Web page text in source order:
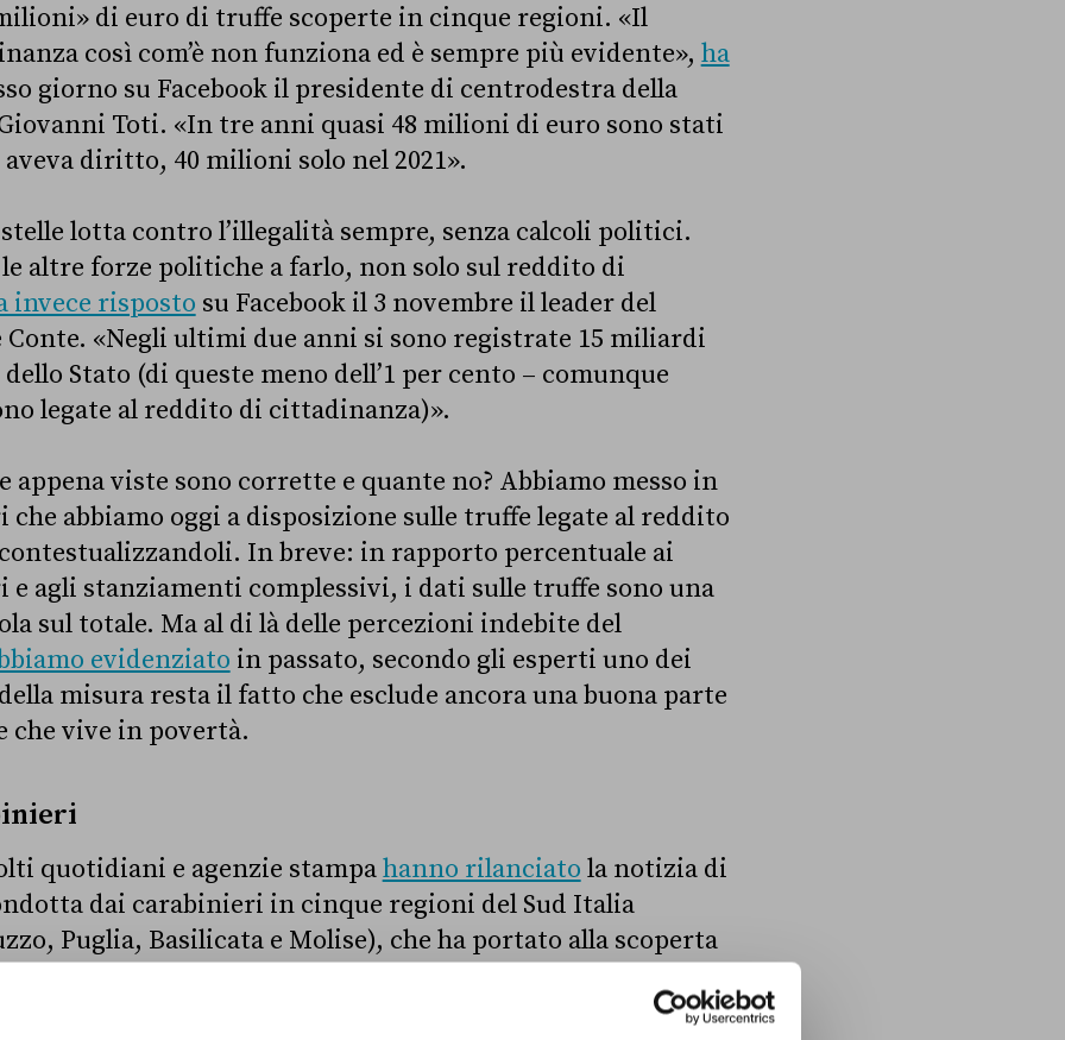
di euro di truffe scoperte in cinque regioni. «Il
così com’è non funziona ed è sempre più evidente», ha
giorno su Facebook il presidente di centrodestra della
Toti. «In tre anni quasi 48 milioni di euro sono stati
diritto, 40 milioni solo nel 2021».
lotta contro l’illegalità sempre, senza calcoli politici.
altre forze politiche a farlo, non solo sul reddito di
invece risposto su Facebook il 3 novembre il leader del
«Negli ultimi due anni si sono registrate 15 miliardi
Stato (di queste meno dell’1 per cento – comunque
legate al reddito di cittadinanza)».
appena viste sono corrette e quante no? Abbiamo messo in
abbiamo oggi a disposizione sulle truffe legate al reddito
In breve: in rapporto percentuale ai
e agli stanziamenti complessivi, i dati sulle truffe sono una
sul totale. Ma al di là delle percezioni indebite del
evidenziato in passato, secondo gli esperti uno dei
misura resta il fatto che esclude ancora una buona parte
che vive in povertà.
quotidiani e agenzie stampahanno rilanciato la notizia di
dai carabinieri in cinque regioni del Sud Italia
Puglia, Basilicata e Molise), che ha portato alla scoperta
contattato l’Ufficio stampa dei carabinieri che ci ha